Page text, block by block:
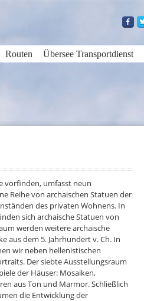
Routen Übersee Transportdienst
vorfinden, umfasst neun
Reihe von archaischen Statuen der
des privaten Wohnens. In
sich archaische Statuen von
werden weitere archaische
aus dem 5. Jahrhundert v. Ch. In
wir neben hellenistischen
Der siebte Ausstellungsraum
der Häuser: Mosaiken,
aus Ton und Marmor. Schließlich
die Entwicklung der